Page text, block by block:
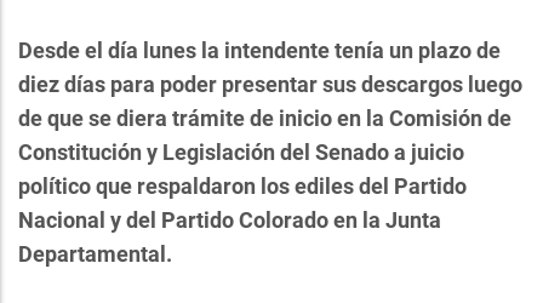
Desde el día lunes la intendente tenía un plazo de
diez días para poder presentar sus descargos luego
de que se diera trámite de inicio en la Comisión de
Constitución y Legislación del Senado a juicio
político que respaldaron los ediles del Partido
Nacional y del Partido Colorado en la Junta
Departamental.